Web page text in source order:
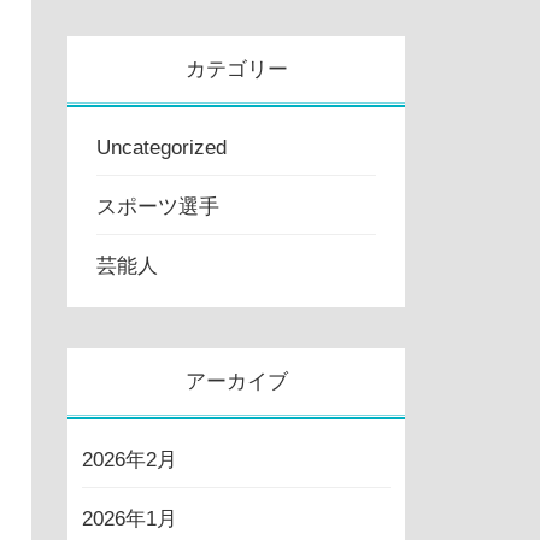
カテゴリー
Uncategorized
スポーツ選手
芸能人
アーカイブ
2026年2月
2026年1月